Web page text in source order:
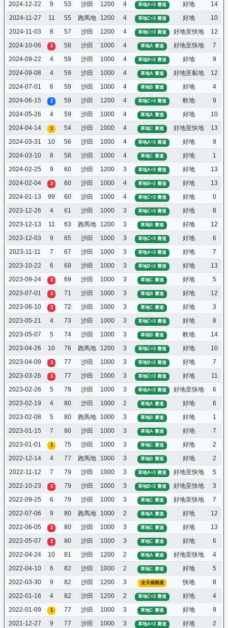
2024-12-22 9 53 沙田 1200 4 草地A+3 賽道 好地 14
2024-11-27
11 55 跑馬地 1200 4 草地C+3 賽道 好地 10
2024-11-03
8 57 沙田 1200 4 草地C+3 賽道 好地至快地 12
2024-10-06
3 58 沙田 1000 4 草地A 賽道 好地至快地 7
2024-09-22
4 59 沙田 1000 4 草地B+2 賽道 好地 9
2024-09-08
4 59 沙田 1000 4 草地A 賽道 好地至黏地 12
2024-07-01
6 59 沙田 1000 4 草地B 賽道 好地 4
2024-06-15
2 59 沙田 1200 4 草地C+3 賽道 軟地 9
2024-05-26
4 59 沙田 1000 4 草地A 賽道 好地 10
2024-04-14
1 54 沙田 1000 4 草地C 賽道 好地至快地 13
2024-03-31
10 56 沙田 1000 4 草地A+3 賽道 好地 9
2024-03-10
8 58 沙田 1000 4 草地C 賽道 好地 1
2024-02-25
9 60 沙田 1200 3 草地A+3 賽道 好地 13
2024-02-04
3 60 沙田 1000 4 草地B+2 賽道 好地 13
2024-01-13
99 60 沙田 1000 4 草地C+3 賽道 好地 0
2023-12-26
4 61 沙田 1000 3 草地C+3 賽道 好地 8
2023-12-13
11 63 跑馬地 1200 3 草地B 賽道 好地 12
2023-12-03
9 65 沙田 1000 3 草地C+3 賽道 好地 6
2023-11-11
7 67 沙田 1000 3 草地A+3 賽道 好地 7
2023-10-22
6 69 沙田 1000 3 草地B+2 賽道 好地 13
2023-09-24
3 69 沙田 1000 3 草地C 賽道 好地 5
2023-07-01
3 71 沙田 1000 3 草地B 賽道 好地 12
2023-06-10
3 72 沙田 1000 3 草地C 賽道 好地 3
2023-05-21
4 73 沙田 1000 3 草地C+3 賽道 好地 8
2023-05-07
5 74 沙田 1000 3 草地B 賽道 軟地 14
2023-04-26
10 76 跑馬地 1200 3 草地C+3 賽道 好地 10
2023-04-09
3 77 沙田 1000 3 草地B+2 賽道 好地 7
2023-03-26
3 77 沙田 1000 3 草地C+3 賽道 好地 11
2023-02-26
5 79 沙田 1000 3 草地A+3 賽道 好地至快地 6
2023-02-19
4 80 沙田 1000 2 草地A 賽道 好地 6
2023-02-08
5 80 跑馬地 1000 3 草地B 賽道 好地 1
2023-01-15
7 80 沙田 1000 3 草地A 賽道 好地 7
2023-01-01
1 75 沙田 1000 3 草地C 賽道 好地 2
2022-12-14
4 77 跑馬地 1000 3 草地B 賽道 好地 2
2022-11-12
7 79 沙田 1000 3 草地A+3 賽道 好地至快地 5
2022-10-23
3 79 沙田 1000 3 草地B+2 賽道 好地至快地 3
2022-09-25
6 79 沙田 1000 3 草地C 賽道 好地至快地 7
2022-07-06
9 80 跑馬地 1000 2 草地A 賽道 好地 12
2022-06-05
3 80 沙田 1000 3 草地C 賽道 好地 13
2022-05-07
3 80 沙田 1000 3 草地C 賽道 好地 6
2022-04-24
10 81 沙田 1200 2 草地A 賽道 好地至快地 4
2022-04-10
6 82 沙田 1000 2 草地C 賽道 好地 5
2022-03-30
9 82 沙田 1200 3 全天候跑道 快地 8
2022-01-16
4 82 沙田 1200 2 草地C+3 賽道 好地 4
2022-01-09
1 77 沙田 1000 3 草地C 賽道 好地 9
2021-12-27
9 77 沙田 1000 3 草地A+3 賽道 好地 2